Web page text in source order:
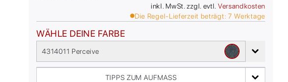
inkl. MwSt. zzgl. evtl. Versandkosten
Die Regel-Lieferzeit beträgt: 7 Werktage
WÄHLE DEINE FARBE
4314011 Perceive
TIPPS ZUM AUFMASS